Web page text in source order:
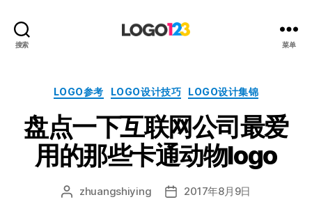
搜索
设
计
博
客
菜单
分
LOGO参考 LOGO设计技巧 LOGO设计集锦
盘点一下互联网公司最爱
用的那些卡通动物logo
文 zhuangshiying
发 2017年8月9日